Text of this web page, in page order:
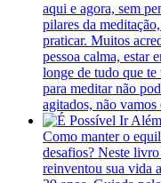
aqui e agora, sem
pilares da
praticar. Muitos
pessoa calma, estar
longe de tudo que
para meditar não
agitados, não vamos
Como manter o
desafios? Neste
reinventou sua vida